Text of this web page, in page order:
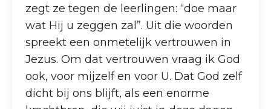
zegt ze tegen de leerlingen: “doe maar
wat Hij u zeggen zal”. Uit die woorden
spreekt een onmetelijk vertrouwen in
Jezus. Om dat vertrouwen vraag ik God
ook, voor mijzelf en voor U. Dat God zelf
dicht bij ons blijft, als een enorme